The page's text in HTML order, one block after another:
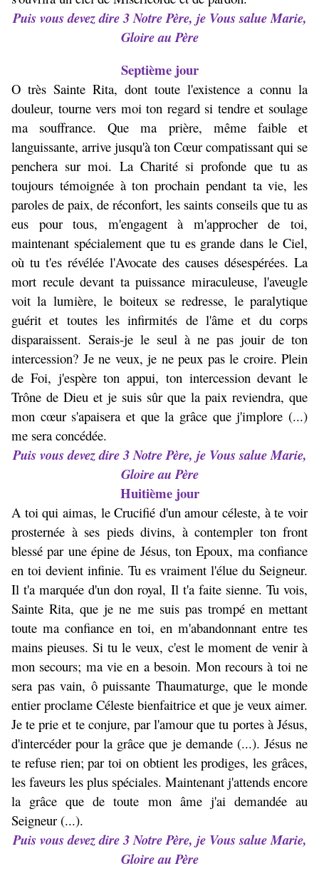
Puis vous devez dire 3 Notre Père, je Vous salue Marie,
Gloire au Père
Septième jour
O très Sainte Rita, dont toute l'existence a connu la
douleur, tourne vers moi ton regard si tendre et soulage
ma souffrance. Que ma prière, même faible et
languissante, arrive jusqu'à ton Cœur compatissant qui se
penchera sur moi. La Charité si profonde que tu as
toujours témoignée à ton prochain pendant ta vie, les
paroles de paix, de réconfort, les saints conseils que tu as
eus pour tous, m'engagent à m'approcher de toi,
maintenant spécialement que tu es grande dans le Ciel,
où tu t'es révélée l'Avocate des causes désespérées. La
mort recule devant ta puissance miraculeuse, l'aveugle
voit la lumière, le boiteux se redresse, le paralytique
guérit et toutes les infirmités de l'âme et du corps
disparaissent. Serais-je le seul à ne pas jouir de ton
intercession? Je ne veux, je ne peux pas le croire. Plein
de Foi, j'espère ton appui, ton intercession devant le
Trône de Dieu et je suis sûr que la paix reviendra, que
mon cœur s'apaisera et que la grâce que j'implore (...)
me sera concédée.
Puis vous devez dire 3 Notre Père, je Vous salue Marie,
Gloire au Père
Huitième jour
A toi qui aimas, le Crucifié d'un amour céleste, à te voir
prosternée à ses pieds divins, à contempler ton front
blessé par une épine de Jésus, ton Epoux, ma confiance
en toi devient infinie. Tu es vraiment l'élue du Seigneur.
Il t'a marquée d'un don royal, Il t'a faite sienne. Tu vois,
Sainte Rita, que je ne me suis pas trompé en mettant
toute ma confiance en toi, en m'abandonnant entre tes
mains pieuses. Si tu le veux, c'est le moment de venir à
mon secours; ma vie en a besoin. Mon recours à toi ne
sera pas vain, ô puissante Thaumaturge, que le monde
entier proclame Céleste bienfaitrice et que je veux aimer.
Je te prie et te conjure, par l'amour que tu portes à Jésus,
d'intercéder pour la grâce que je demande (...). Jésus ne
te refuse rien; par toi on obtient les prodiges, les grâces,
les faveurs les plus spéciales. Maintenant j'attends encore
la grâce que de toute mon âme j'ai demandée au
Seigneur (...).
Puis vous devez dire 3 Notre Père, je Vous salue Marie,
Gloire au Père